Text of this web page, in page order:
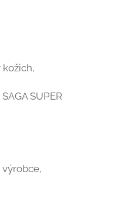
SUPER